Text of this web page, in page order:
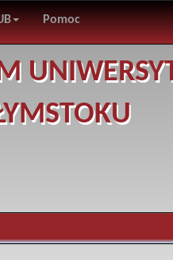
Pomoc